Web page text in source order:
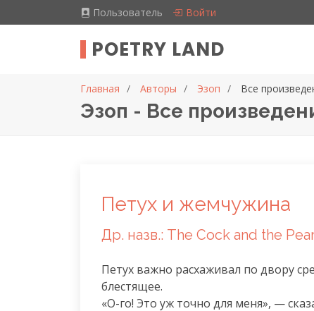
Пользователь Войти
POETRY LAND
Главная Авторы Эзоп Все
Эзоп - Все
Петух и жемчужина
Др. назв.: The Cock and the
Петух важно расхаживал по двору
блестящее.
«О-го! Это уж точно для меня», —